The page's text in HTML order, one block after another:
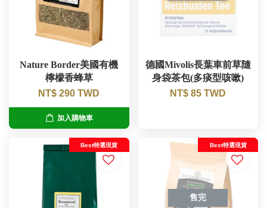
Nature Border美國有機
檸檬香蜂草
NT$ 290 TWD
加入購物車
德國Mivolis長葉車前草隨
身袋茶包(多痰型咳嗽)
NT$ 85 TWD
Best特選現貨
售完
Best特選現貨